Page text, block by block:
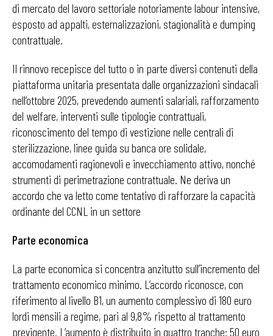
di mercato del lavoro settoriale notoriamente labour intensive,
esposto ad appalti, esternalizzazioni, stagionalità e dumping
contrattuale.
Il rinnovo recepisce del tutto o in parte diversi contenuti della
piattaforma unitaria presentata dalle organizzazioni sindacali
nell’ottobre 2025, prevedendo aumenti salariali, rafforzamento
del welfare, interventi sulle tipologie contrattuali,
riconoscimento del tempo di vestizione nelle centrali di
sterilizzazione, linee guida su banca ore solidale,
accomodamenti ragionevoli e invecchiamento attivo, nonché
strumenti di perimetrazione contrattuale. Ne deriva un
accordo che va letto come tentativo di rafforzare la capacità
ordinante del CCNL in un settore
Parte economica
La parte economica si concentra anzitutto sull’incremento del
trattamento economico minimo. L’accordo riconosce, con
riferimento al livello B1, un aumento complessivo di 180 euro
lordi mensili a regime, pari al 9,8% rispetto al trattamento
previgente. L’aumento è distribuito in quattro tranche: 50 euro